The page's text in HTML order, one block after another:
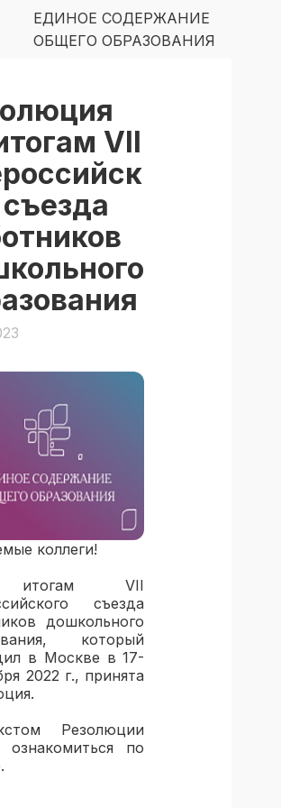
ЕДИНОЕ СОДЕРЖАНИЕ
ОБЩЕГО ОБРАЗОВАНИЯ
VII
съезда
коллеги!
VII
съезда
дошкольного
который
в Москве в 17-
2022 г., принята
Резолюции
по